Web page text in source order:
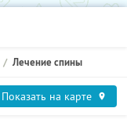
Лечение спины
Показать на карте